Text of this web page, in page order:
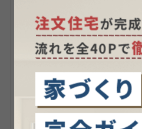
ついて悩み始める。
学んだ「保険」事業
と思いFP資格を取得
職。４年間営業に従
して提供出来る商品
FP兼保険代理店を開